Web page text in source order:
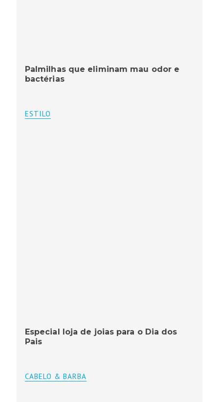
Palmilhas que eliminam mau odor e
bactérias
ESTILO
Especial loja de joias para o Dia dos
Pais
CABELO & BARBA